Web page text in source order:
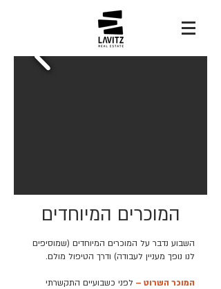
המוכרים המיוחדים
השבוע נדבר על המוכרים המיוחדים (שמוסיפים
לנו נופך מעניין לעבודה) ודרך הטיפול מולם.
המוכר השרוט – לפני כשבועיים התקשרתי